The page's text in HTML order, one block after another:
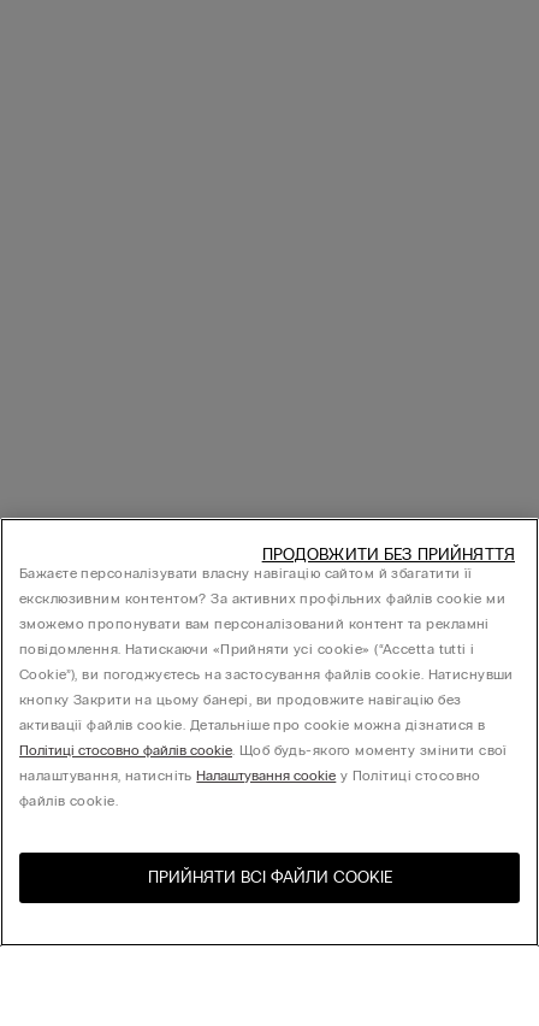
United States
Бажаєте персоналізувати власну навігацію сайтом й збагатити її
ексклюзивним контентом? За активних профільних файлів cookie ми
зможемо пропонувати вам персоналізований контент та рекламні
повідомлення. Натискаючи «Прийняти усі cookie» (“Accetta tutti i
Cookie”), ви погоджуєтесь на застосування файлів cookie. Натиснувши
кнопку Закрити на цьому банері, ви продовжите навігацію без
активації файлів cookie. Детальніше про cookie можна дізнатися в
Політиці стосовно файлів cookie. Щоб будь-якого моменту змінити свої
налаштування, натиснітьНалаштування cookie у Політиці стосовно
файлів cookie.
ПРИЙНЯТИ ВСІ ФАЙЛИ СOOKIE
ПРОДОВЖИТИ БЕЗ ПРИЙНЯТТЯ